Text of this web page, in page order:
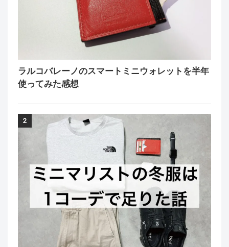
ラルコバレーノのスマートミニウォレットを半年
使ってみた感想
2